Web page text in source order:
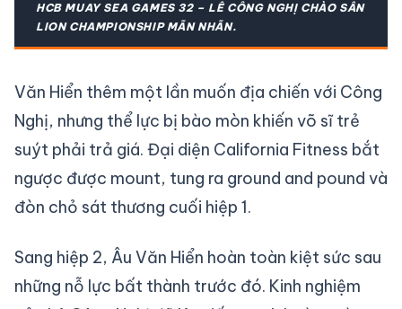
HCB MUAY SEA GAMES 32 – LÊ CÔNG NGHỊ CHÀO SÂN
LION CHAMPIONSHIP MÃN NHÃN.
Văn Hiển thêm một lần muốn địa chiến với Công
Nghị, nhưng thể lực bị bào mòn khiến võ sĩ trẻ
suýt phải trả giá. Đại diện California Fitness bắt
ngược được mount, tung ra ground and pound và
đòn chỏ sát thương cuối hiệp 1.
Sang hiệp 2, Âu Văn Hiển hoàn toàn kiệt sức sau
những nỗ lực bất thành trước đó. Kinh nghiệm